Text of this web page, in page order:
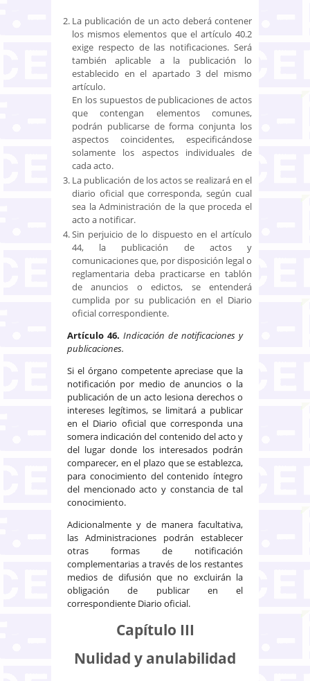
La publicación de un acto deberá contener
los mismos elementos que el artículo 40.2
exige respecto de las notificaciones. Será
también aplicable a la publicación lo
establecido en el apartado 3 del mismo
artículo.
En los supuestos de publicaciones de actos
que contengan elementos comunes,
podrán publicarse de forma conjunta los
aspectos coincidentes, especificándose
solamente los aspectos individuales de
cada acto.
La publicación de los actos se realizará en el
diario oficial que corresponda, según cual
sea la Administración de la que proceda el
acto a notificar.
Sin perjuicio de lo dispuesto en el artículo
44, la publicación de actos y
comunicaciones que, por disposición legal o
reglamentaria deba practicarse en tablón
de anuncios o edictos, se entenderá
cumplida por su publicación en el Diario
oficial correspondiente.
Artículo 46. Indicación de notificaciones y
publicaciones.
Si el órgano competente apreciase que la
notificación por medio de anuncios o la
publicación de un acto lesiona derechos o
intereses legítimos, se limitará a publicar
en el Diario oficial que corresponda una
somera indicación del contenido del acto y
del lugar donde los interesados podrán
comparecer, en el plazo que se establezca,
para conocimiento del contenido íntegro
del mencionado acto y constancia de tal
conocimiento.
Adicionalmente y de manera facultativa,
las Adminis­traciones podrán establecer
otras formas de notificación
complementarias a través de los restantes
medios de difusión que no excluirán la
obligación de publicar en el
correspondiente Diario oficial.
Capítulo III
Nulidad y anulabilidad